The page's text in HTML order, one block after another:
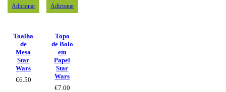
Adicionar
Toalha
de
Mesa
Star
Wars
€6.50
Adicionar
Topo
de Bolo
em
Papel
Star
Wars
€7.00